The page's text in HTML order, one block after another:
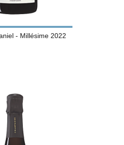
- Millésime 2022